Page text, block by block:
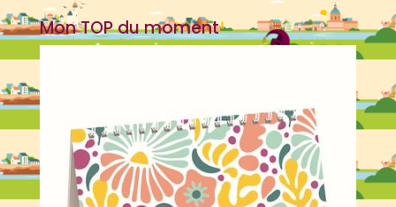
Mon TOP du moment